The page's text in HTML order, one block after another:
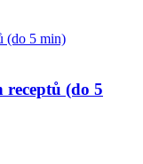
receptů (do 5